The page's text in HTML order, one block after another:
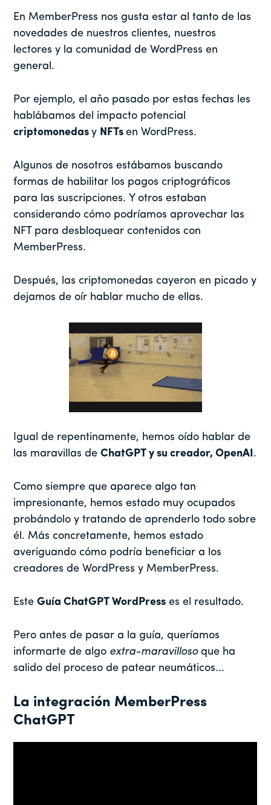
En MemberPress nos gusta estar al tanto de las
novedades de nuestros clientes, nuestros
lectores y la comunidad de WordPress en
general.
Por ejemplo, el año pasado por estas fechas les
hablábamos del impacto potencial
criptomonedasy NFTsen WordPress.
Algunos de nosotros estábamos buscando
formas de habilitar los pagos criptográficos
para las suscripciones. Y otros estaban
considerando cómo podríamos aprovechar las
NFT para desbloquear contenidos con
MemberPress.
Después, las criptomonedas cayeron en picado y
dejamos de oír hablar mucho de ellas.
Igual de repentinamente, hemos oído hablar de
las maravillas deChatGPT y su creador, OpenAI.
Como siempre que aparece algo tan
impresionante, hemos estado muy ocupados
probándolo y tratando de aprenderlo todo sobre
él. Más concretamente, hemos estado
averiguando cómo podría beneficiar a los
creadores de WordPress y MemberPress.
EsteGuía ChatGPT WordPress es el resultado.
Pero antes de pasar a la guía, queríamos
informarte de algo extra-maravillosoque ha
salido del proceso de patear neumáticos...
La integración MemberPress
ChatGPT